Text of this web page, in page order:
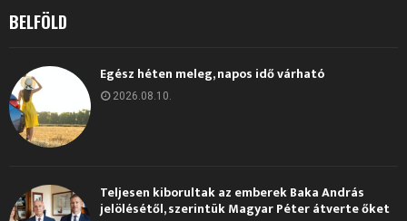
BELFÖLD
Egész héten meleg, napos idő várható
2026.08.10.
Teljesen kiborultak az emberek Baka András
jelölésétől, szerintük Magyar Péter átverte őket